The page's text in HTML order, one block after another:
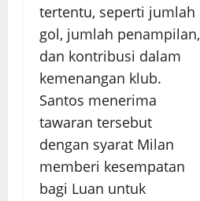
tertentu, seperti jumlah
gol, jumlah penampilan,
dan kontribusi dalam
kemenangan klub.
Santos menerima
tawaran tersebut
dengan syarat Milan
memberi kesempatan
bagi Luan untuk